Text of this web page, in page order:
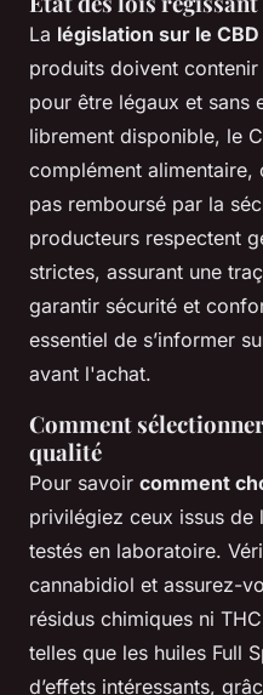
La législation sur le
produits doivent
pour être légaux et sans
librement disponible, le
complément alimentaire,
pas remboursé par la
producteurs respectent
strictes, assurant une
garantir sécurité et
essentiel de s’informer
avant l'achat.
Comment
qualité
Pour savoir comment
privilégiez ceux issus de
testés en laboratoire.
cannabidiol et assurez-
résidus chimiques ni
telles que les huiles Full
d’effets intéressants,